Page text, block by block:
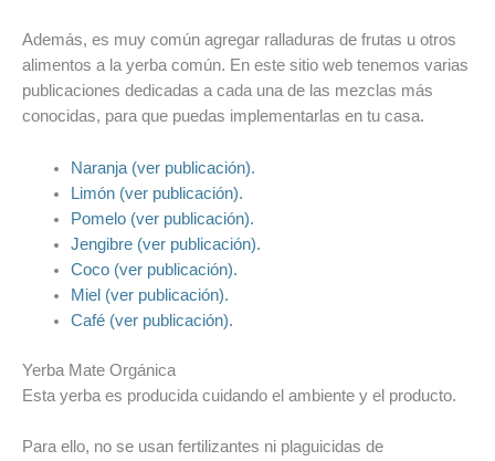
Además, es muy común agregar ralladuras de frutas u otros
alimentos a la yerba común. En este sitio web tenemos varias
publicaciones dedicadas a cada una de las mezclas más
conocidas, para que puedas implementarlas en tu casa.
Naranja (ver publicación).
Limón (ver publicación).
Pomelo (ver publicación).
Jengibre (ver publicación).
Coco (ver publicación).
Miel (ver publicación).
Café (ver publicación).
Yerba Mate Orgánica
Esta yerba es producida cuidando el ambiente y el producto.
Para ello, no se usan fertilizantes ni plaguicidas de